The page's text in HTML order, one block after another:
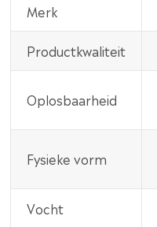
Merk
Productkwaliteit
Oplosbaarheid
Fysieke vorm
Vocht